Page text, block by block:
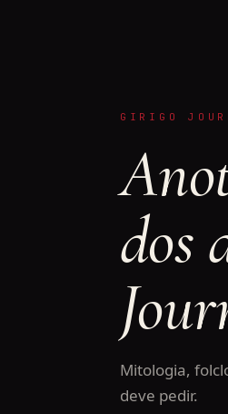
GIRIGO
dos
Mitologia,
deve pedir.